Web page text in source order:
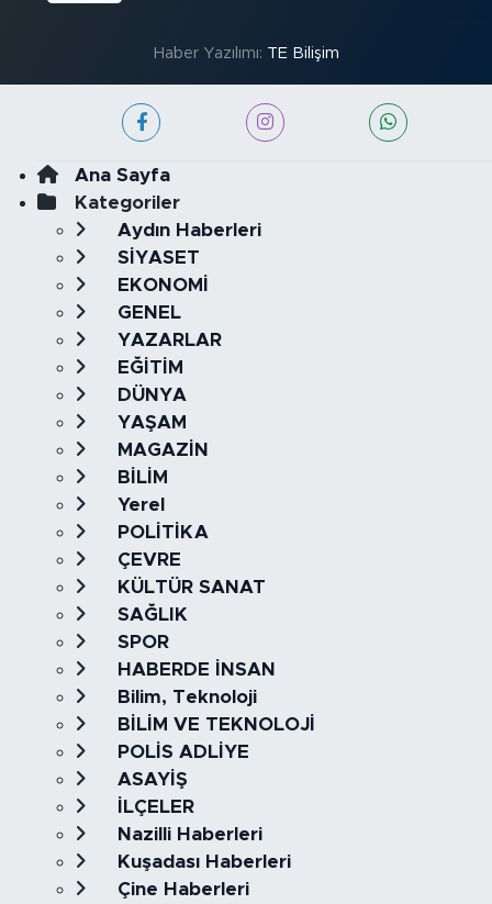
Haber Yazılımı: TE Bilişim
Ana Sayfa
Kategoriler
Aydın Haberleri
SİYASET
EKONOMİ
GENEL
YAZARLAR
EĞİTİM
DÜNYA
YAŞAM
MAGAZİN
BİLİM
Yerel
POLİTİKA
ÇEVRE
KÜLTÜR SANAT
SAĞLIK
SPOR
HABERDE İNSAN
Bilim, Teknoloji
BİLİM VE TEKNOLOJİ
POLİS ADLİYE
ASAYİŞ
İLÇELER
Nazilli Haberleri
Kuşadası Haberleri
Çine Haberleri